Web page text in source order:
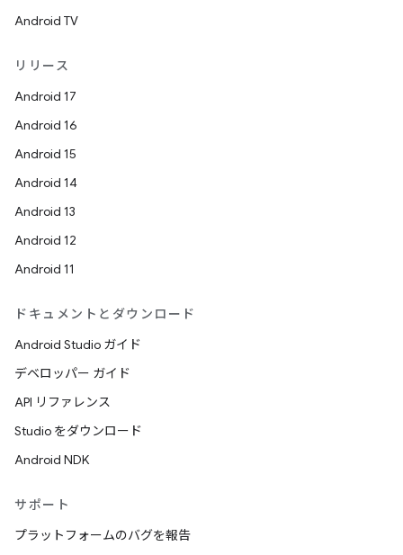
Android TV
リリース
Android 17
Android 16
Android 15
Android 14
Android 13
Android 12
Android 11
ドキュメントとダウンロード
Android Studio ガイド
デベロッパー ガイド
API リファレンス
Studio をダウンロード
Android NDK
サポート
プラットフォームのバグを報告